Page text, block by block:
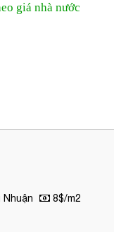
giá nhà nước
Nhuận
8$/m2